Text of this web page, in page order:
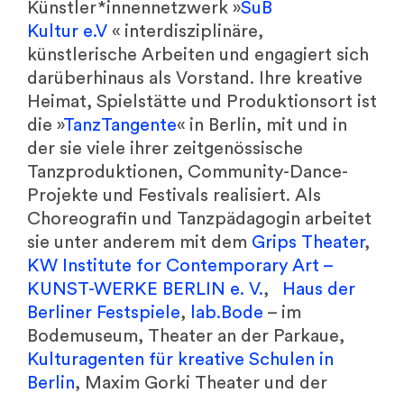
Künstler*innennetzwerk »SuB
Kultur e.V « interdisziplinäre,
künstlerische Arbeiten und engagiert sich
darüberhinaus als Vorstand. Ihre kreative
Heimat, Spielstätte und Produktionsort ist
die »TanzTangente« in Berlin, mit und in
der sie viele ihrer zeitgenössische
Tanzproduktionen, Community-Dance-
Projekte und Festivals realisiert. Als
Choreografin und Tanzpädagogin arbeitet
sie unter anderem mit dem Grips Theater,
KW Institute for Contemporary Art –
KUNST-WERKE BERLIN e. V.,
Haus der
Berliner Festspiele, lab.Bode – im
Bodemuseum, Theater an der Parkaue,
Kulturagenten für kreative Schulen in
Berlin, Maxim Gorki Theater und der